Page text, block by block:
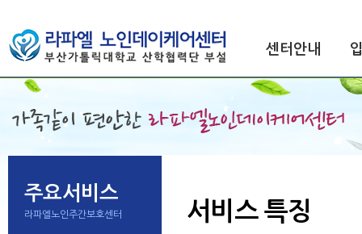
센터안내
주요서비스
라파엘노인주간보호센터 서비스 특징